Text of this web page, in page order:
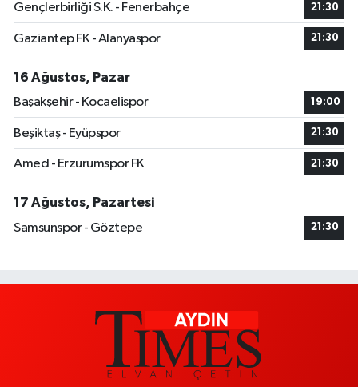
Gençlerbirliği S.K. - Fenerbahçe 21:30
Gaziantep FK - Alanyaspor 21:30
16 Ağustos, Pazar
Başakşehir - Kocaelispor
19:00
Beşiktaş - Eyüpspor 21:30
Amed - Erzurumspor FK 21:30
17 Ağustos, Pazartesi
Samsunspor - Göztepe
21:30